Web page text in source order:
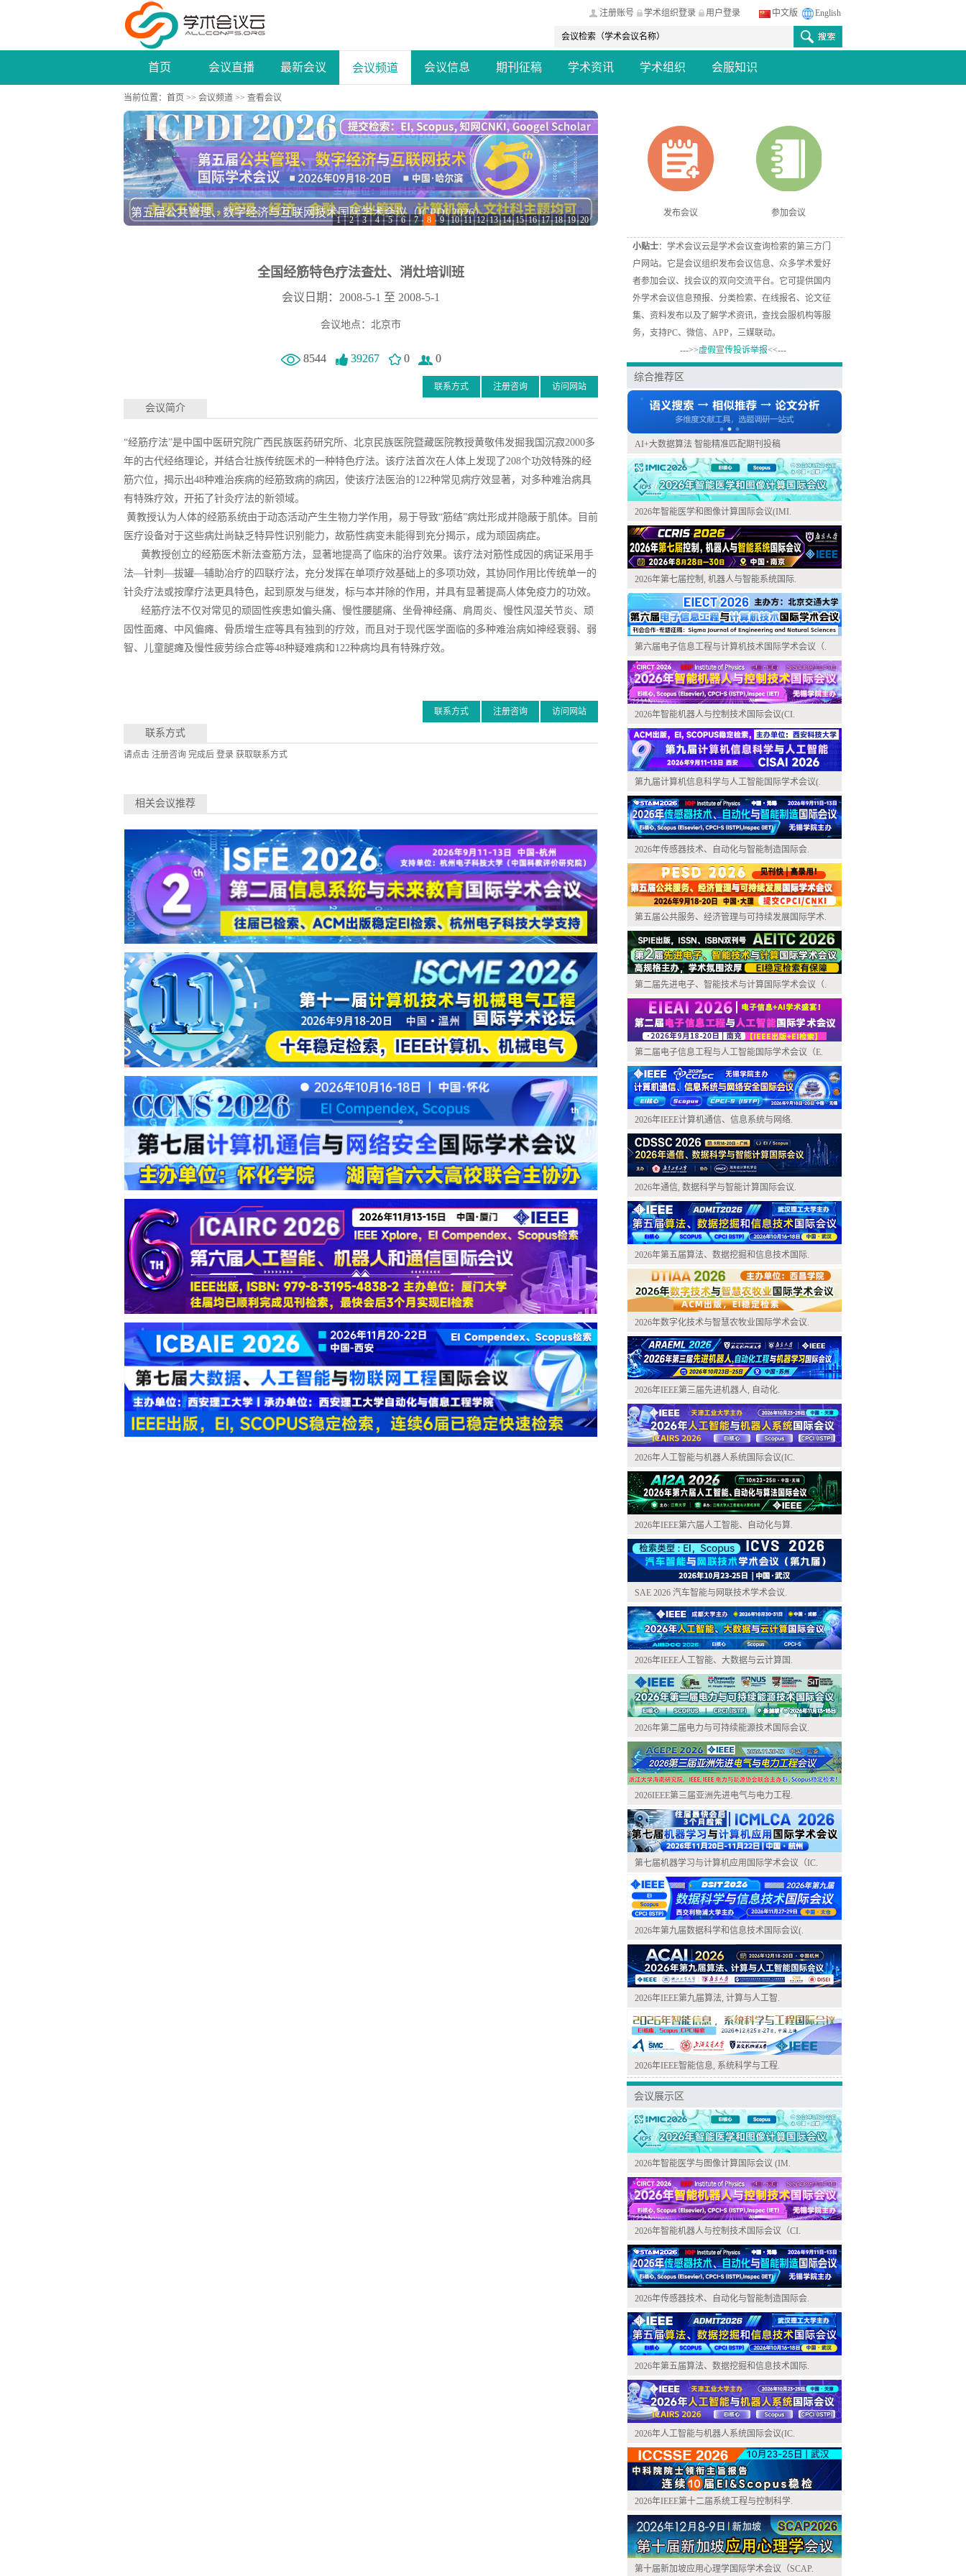
中文版 English
注册账号 学术组织登录 用户登录
首页 会议直播 最新会议 会议频道 会议信息 期刊征稿 学术资讯 学术组织 会服知识
当前位置： 首页 >> 会议频道 >> 查看会议
第五届公共管理、数字经济与互联网技术国际学术会议（ICPDI 2026）
1 2 3 4 5 6 7 8 9 10 11 12 13 14 15 16 17 18 19 20
全国经筋特色疗法查灶、消灶培训班
会议日期：2008-5-1 至 2008-5-1
会议地点：北京市
8544 39267 0 0
访问网站
注册咨询
联系方式
会议简介
“经筋疗法”是中国中医研究院广西民族医药研究所、北京民族医院暨藏医院教授黄敬伟发掘我国沉寂2000多
年的古代经络理论，并结合壮族传统医术的一种特色疗法。该疗法首次在人体上发现了208个功效特殊的经
筋穴位，揭示出48种难治疾病的经筋致病的病因，使该疗法医治的122种常见病疗效显著，对多种难治病具
有特殊疗效，开拓了针灸疗法的新领域。
黄教授认为人体的经筋系统由于动态活动产生生物力学作用，易于导致“筋结”病灶形成并隐蔽于肌体。目前
医疗设备对于这些病灶尚缺乏特异性识别能力，故筋性病变未能得到充分揭示，成为顽固病症。
黄教授创立的经筋医术新法查筋方法，显著地提高了临床的治疗效果。该疗法对筋性成因的病证采用手
法—针刺—拔罐—辅助冶疗的四联疗法，充分发挥在单项疗效基础上的多项功效，其协同作用比传统单一的
针灸疗法或按摩疗法更具特色，起到原发与继发，标与本并除的作用，并具有显著提高人体免疫力的功效。
经筋疗法不仅对常见的顽固性疾患如偏头痛、慢性腰腿痛、坐骨神经痛、肩周炎、慢性风湿关节炎、顽
固性面瘫、中风偏瘫、骨质增生症等具有独到的疗效，而且对于现代医学面临的多种难治病如神经衰弱、弱
智、儿童腿瘫及慢性疲劳综合症等48种疑难病和122种病均具有特殊疗效。
访问网站
注册咨询
联系方式
联系方式
请点击 注册咨询 完成后 登录 获取联系方式
相关会议推荐
发布会议 参加会议
小贴士：学术会议云是学术会议查询检索的第三方门
户网站。它是会议组织发布会议信息、众多学术爱好
者参加会议、找会议的双向交流平台。它可提供国内
外学术会议信息预报、分类检索、在线报名、论文征
集、资料发布以及了解学术资讯，查找会服机构等服
务，支持PC、微信、APP，三媒联动。
--->>虚假宣传投诉举报<<---
综合推荐区
AI+大数据算法 智能精准匹配期刊投稿
2026年智能医学和图像计算国际会议(IMI.
2026年第七届控制, 机器人与智能系统国际.
第六届电子信息工程与计算机技术国际学术会议（.
2026年智能机器人与控制技术国际会议(CI.
第九届计算机信息科学与人工智能国际学术会议(.
2026年传感器技术、自动化与智能制造国际会.
第五届公共服务、经济管理与可持续发展国际学术.
第二届先进电子、智能技术与计算国际学术会议（.
第二届电子信息工程与人工智能国际学术会议（E.
2026年IEEE计算机通信、信息系统与网络.
2026年通信, 数据科学与智能计算国际会议.
2026年第五届算法、数据挖掘和信息技术国际.
2026年数字化技术与智慧农牧业国际学术会议.
2026年IEEE第三届先进机器人, 自动化.
2026年人工智能与机器人系统国际会议(IC.
2026年IEEE第六届人工智能、自动化与算.
SAE 2026 汽车智能与网联技术学术会议.
2026年IEEE人工智能、大数据与云计算国.
2026年第二届电力与可持续能源技术国际会议.
2026IEEE第三届亚洲先进电气与电力工程.
第七届机器学习与计算机应用国际学术会议（IC.
2026年第九届数据科学和信息技术国际会议(.
2026年IEEE第九届算法, 计算与人工智.
2026年IEEE智能信息, 系统科学与工程.
会议展示区
2026年智能医学与图像计算国际会议 (IM.
2026年智能机器人与控制技术国际会议（CI.
2026年传感器技术、自动化与智能制造国际会.
2026年第五届算法、数据挖掘和信息技术国际.
2026年人工智能与机器人系统国际会议(IC.
2026年IEEE第十二届系统工程与控制科学.
第十届新加坡应用心理学国际学术会议（SCAP.